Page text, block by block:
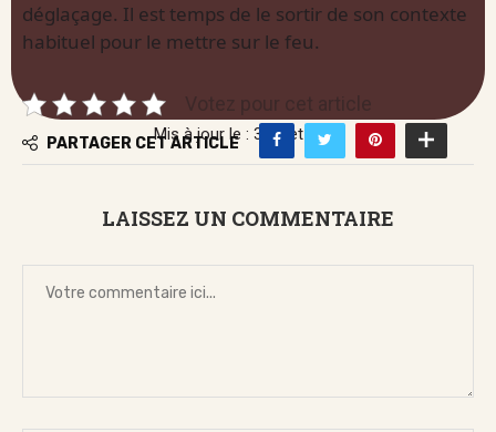
Mis à jour le : 3 juillet 2026
déglaçage. Il est temps de le sortir de son contexte
habituel pour le mettre sur le feu.
Votez pour cet article
PARTAGER CET ARTICLE
LAISSEZ UN COMMENTAIRE